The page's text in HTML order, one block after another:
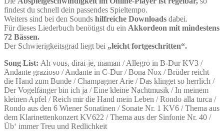
findest du schnell dein passendes Spieltempo.
Weiters sind bei den Sounds hilfreiche Downloads dabei.
Für dieses Liederbuch benötigst du ein Akkordeon mit mindestens
72 Bässen.
Der Schwierigkeitsgrad liegt bei „leicht fortgeschritten“.
Song List: Ah vous, dirai-je, maman / Allegro in B-Dur KV3 /
Andante grazioso / Andante in C-Dur / Bona Nox / Brüder reicht
die Hand zum Bunde / Champagner Arie / Das klinget so herrlich /
Der Vogelfänger bin ich ja / Eine kleine Nachtmusik / In meinem
kleinen Apfel / Reich mir die Hand mein Leben / Rondo alla turca /
Rondo aus den 6 Wiener Sonatinen / Sonate Nr. 1 KV6 / Thema aus
dem Klarinettenkonzert KV622 / Thema aus der Sinfonie Nr. 40 /
Üb‘ immer Treu und Redlichkeit